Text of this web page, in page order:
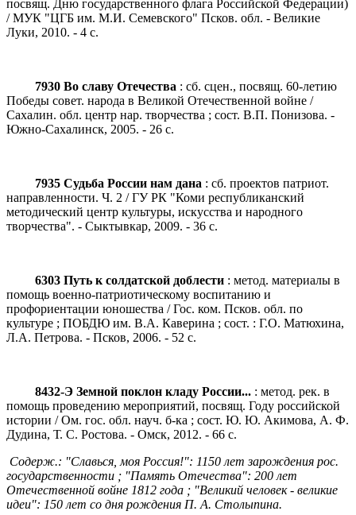
посвящ. Дню государственного флага Российской Федерации)
/ МУК "ЦГБ им. М.И. Семевского" Псков. обл. - Великие
Луки, 2010. - 4 с.
7930 Во славу Отечества : сб. сцен., посвящ. 60-летию
Победы совет. народа в Великой Отечественной войне /
Сахалин. обл. центр нар. творчества ; сост. В.П. Понизова. -
Южно-Сахалинск, 2005. - 26 с.
7935 Судьба России нам дана : сб. проектов патриот.
направленности. Ч. 2 / ГУ РК "Коми республиканский
методический центр культуры, искусства и народного
творчества". - Сыктывкар, 2009. - 36 с.
6303 Путь к солдатской доблести : метод. материалы в
помощь военно-патриотическому воспитанию и
профориентации юношества / Гос. ком. Псков. обл. по
культуре ; ПОБДЮ им. В.А. Каверина ; сост. : Г.О. Матюхина,
Л.А. Петрова. - Псков, 2006. - 52 с.
8432-Э Земной поклон кладу России... : метод. рек. в
помощь проведению мероприятий, посвящ. Году российской
истории / Ом. гос. обл. науч. б-ка ; сост. Ю. Ю. Акимова, А. Ф.
Дудина, Т. С. Ростова. - Омск, 2012. - 66 с.
Содерж.: "Славься, моя Россия!": 1150 лет зарождения рос.
государственности ; "Память Отечества": 200 лет
Отечественной войне 1812 года ; "Великий человек - великие
идеи": 150 лет со дня рождения П. А. Столыпина.